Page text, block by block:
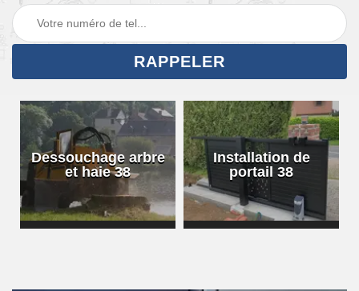
Dessouchage arbre
et haie 38
Installation de
portail 38